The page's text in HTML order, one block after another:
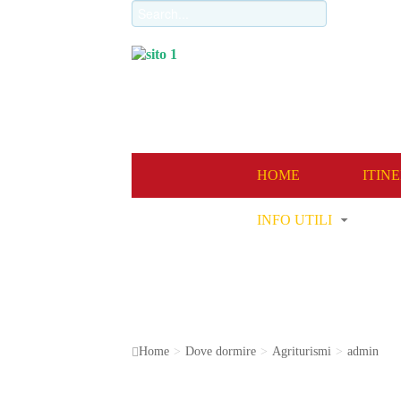
HOME
INFO UTILI
‹
Home > Dove dormire > Agriturismi > admin